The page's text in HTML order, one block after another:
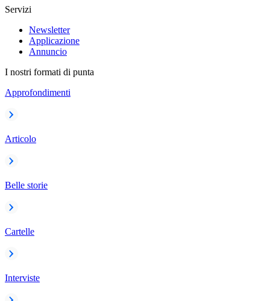
Servizi
Newsletter
Applicazione
Annuncio
I nostri formati di punta
Approfondimenti
Articolo
Belle storie
Cartelle
Interviste